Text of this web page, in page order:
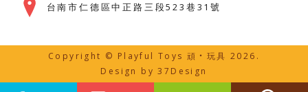
台南市仁德區中正路三段523巷31號
Copyright © Playful Toys 頑‧玩具 2026.
Design by37Design